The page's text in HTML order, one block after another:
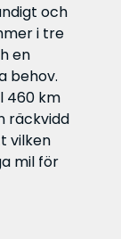
och
i tre
en
behov.
460 km
räckvidd
vilken
mil för